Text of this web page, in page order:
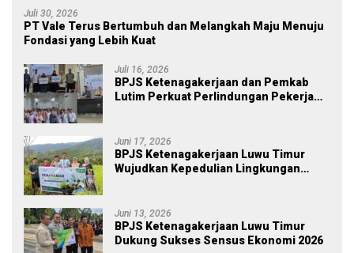
Juli 30, 2026
PT Vale Terus Bertumbuh dan Melangkah Maju Menuju
Fondasi yang Lebih Kuat
Juli 16, 2026
BPJS Ketenagakerjaan dan Pemkab
Lutim Perkuat Perlindungan Pekerja
Juni 17, 2026
BPJS Ketenagakerjaan Luwu Timur
Wujudkan Kepedulian Lingkungan
Juni 13, 2026
BPJS Ketenagakerjaan Luwu Timur
Dukung Sukses Sensus Ekonomi 2026